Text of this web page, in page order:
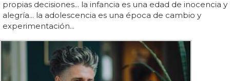
propias decisiones... la infancia es una edad de inocencia y
alegría... la adolescencia es una época de cambio y
experimentación...